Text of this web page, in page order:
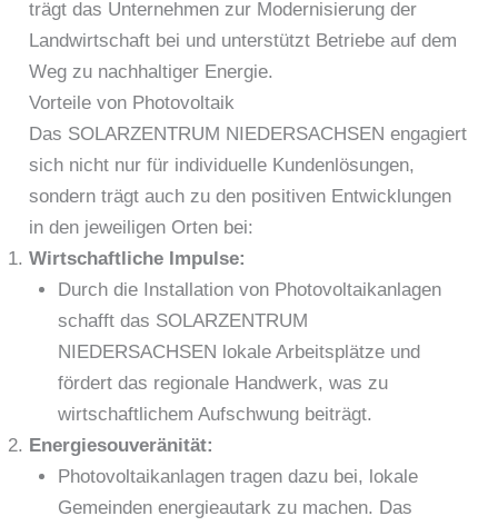
trägt das Unternehmen zur Modernisierung der
Landwirtschaft bei und unterstützt Betriebe auf dem
Weg zu nachhaltiger Energie.
Vorteile von Photovoltaik
Das SOLARZENTRUM NIEDERSACHSEN engagiert
sich nicht nur für individuelle Kundenlösungen,
sondern trägt auch zu den positiven Entwicklungen
in den jeweiligen Orten bei:
Wirtschaftliche Impulse:
Durch die Installation von Photovoltaikanlagen
schafft das SOLARZENTRUM
NIEDERSACHSEN lokale Arbeitsplätze und
fördert das regionale Handwerk, was zu
wirtschaftlichem Aufschwung beiträgt.
Energiesouveränität:
Photovoltaikanlagen tragen dazu bei, lokale
Gemeinden energieautark zu machen. Das